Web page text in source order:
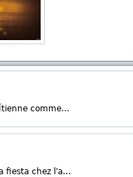
comme...
fiesta chez l'a...